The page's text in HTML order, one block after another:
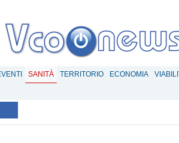
SANITÀ TERRITORIO ECONOMIA